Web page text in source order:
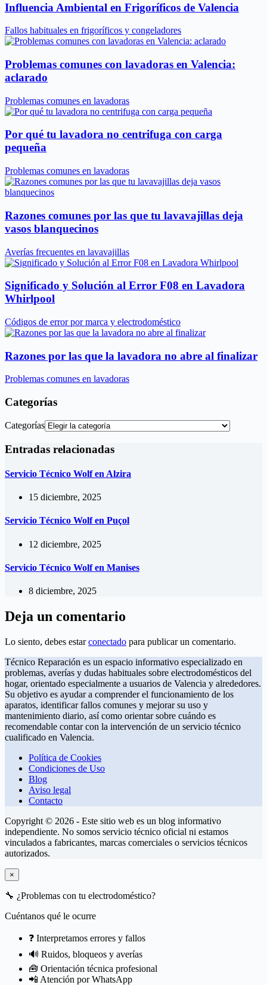
Influencia Ambiental en Frigoríficos de Valencia
Fallos habituales en frigoríficos y congeladores
Problemas comunes con lavadoras en Valencia:
aclarado
Problemas comunes en lavadoras
Por qué tu lavadora no centrifuga con carga
pequeña
Problemas comunes en lavadoras
Razones comunes por las que tu lavavajillas deja
vasos blanquecinos
Averías frecuentes en lavavajillas
Significado y Solución al Error F08 en Lavadora
Whirlpool
Códigos de error por marca y electrodoméstico
Razones por las que la lavadora no abre al finalizar
Problemas comunes en lavadoras
Categorías
Categorías
Entradas relacionadas
Servicio Técnico Wolf en Alzira
15 diciembre, 2025
Servicio Técnico Wolf en Puçol
12 diciembre, 2025
Servicio Técnico Wolf en Manises
8 diciembre, 2025
Deja un comentario
Lo siento, debes estarconectado para publicar un comentario.
Técnico Reparación es un espacio informativo especializado en
problemas, averías y dudas habituales sobre electrodomésticos del
hogar, orientado especialmente a usuarios de Valencia y alrededores.
Su objetivo es ayudar a comprender el funcionamiento de los
aparatos, identificar fallos comunes y mejorar su uso y
mantenimiento diario, así como orientar sobre cuándo es
recomendable contar con la intervención de un servicio técnico
cualificado en Valencia.
Política de Cookies
Condiciones de Uso
Blog
Aviso legal
Contacto
Copyright © 2026 - Este sitio web es un blog informativo
independiente. No somos servicio técnico oficial ni estamos
vinculados a fabricantes, marcas comerciales o servicios técnicos
autorizados.
×
🔧 ¿Problemas con tu electrodoméstico?
Cuéntanos qué le ocurre
❓ Interpretamos errores y fallos
🔊 Ruidos, bloqueos y averías
🧰 Orientación técnica profesional
📲 Atención por WhatsApp